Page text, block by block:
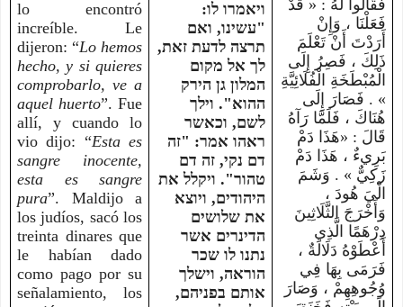
lo encontró
increíble. Le
dijeron: “Lo hemos
hecho, y si quieres
comprobarlo, ve a
aquel huerto”. Fue
allí, y cuando lo
vio dijo: “Esta es
sangre inocente,
esta es sangre
pura”. Maldijo a
los judíos, sacó los
treinta dinares que
le habían dado
como pago por su
señalamiento, los
ויאמרו לו:
"עשינו, ואם
תרצה לדעת זאת,
לך אל מקום
המלון גן הירק
ההוא". וילך
לשם, וכאשר
ראהו אמר: "זה
דם נקי, זה דם
טהור". ויקלל את
היהודים, ויוצא
את שלושים
הדינרים אשר
נתנו לו שכר
הוראה, וישלך
אותם בפניהם,
فَقَالُوا لَهُ : « قَدْ
فَعَلْنَا ، وَإِنْ
أَرَدْتَ أَنْ تَعْلَمَ
ذَلِكَ ، فَصِرُ إِلَى
الْمُبْطَخَةِ الْفُلَائِيَّةِ
» . فَصَارَ إِلَى
هُنَاكَ ، فَلَمَّا رَآهُ
قَالَ : «هَذَا دَمْ
بَرِيءٌ ، هَذَا دَمْ
زَكِيٌّ » . وَشَمَ
الْيَ هُودَ ،
وَأَخْرَجَ الثَّلَاثِينَ
دِرْهَمًا الَّذِي
أَعْطَوْهُ دَلَالَةٌ ،
فَرَمَى بِهَا فِي
وُجُوهِهِمْ ، وَصَارَ